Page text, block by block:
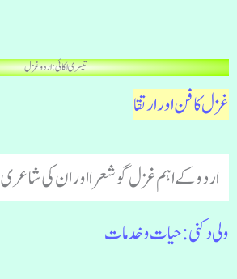
تیسری اکائی : اردو غزل
غزل کا فن اور ارتقا
اردو کے اہم غزل گو شعرا اور ان کی شاعری
ولی دکنی :حیات و خدمات